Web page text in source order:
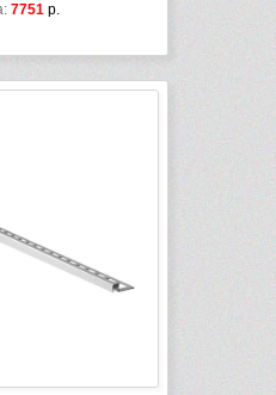
7751р.